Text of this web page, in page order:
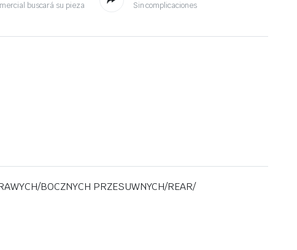
buscará su pieza Sin complicaciones
BOCZNYCH PRZESUWNYCH/REAR/